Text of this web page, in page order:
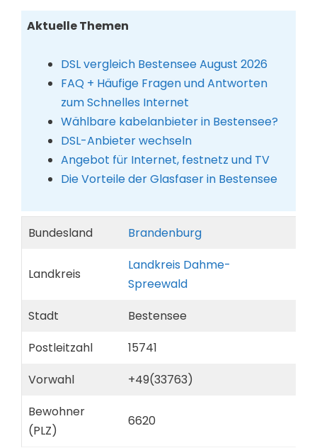
Aktuelle Themen
DSL vergleich Bestensee August 2026
FAQ + Häufige Fragen und Antworten
zum Schnelles Internet
Wählbare kabelanbieter in Bestensee?
DSL-Anbieter wechseln
Angebot für Internet, festnetz und TV
Die Vorteile der Glasfaser in Bestensee
Bundesland Brandenburg
Landkreis
Landkreis Dahme-
Spreewald
Stadt
Bestensee
Postleitzahl
15741
Vorwahl
+49(33763)
Bewohner
(PLZ)
6620